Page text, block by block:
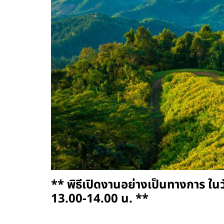
** พิธีเปิดงานอย่างเป็นทางการ ใ
13.00-14.00 น. **